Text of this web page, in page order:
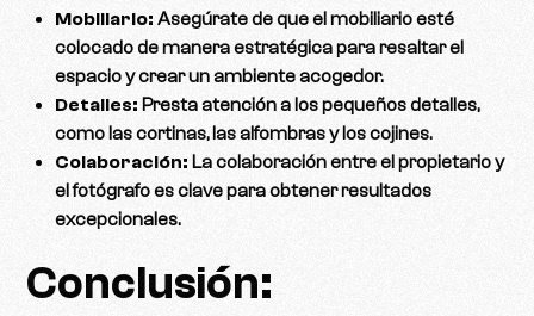
Mobiliario: Asegúrate de que el mobiliario esté
colocado de manera estratégica para resaltar el
espacio y crear un ambiente acogedor.
Detalles: Presta atención a los pequeños detalles,
como las cortinas, las alfombras y los cojines.
Colaboración: La colaboración entre el propietario y
el fotógrafo es clave para obtener resultados
excepcionales.
Conclusión: